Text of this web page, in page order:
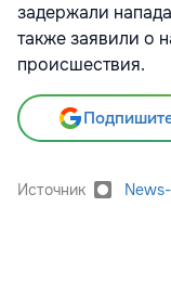
задержали
также заявили о
происшествия.
Источник